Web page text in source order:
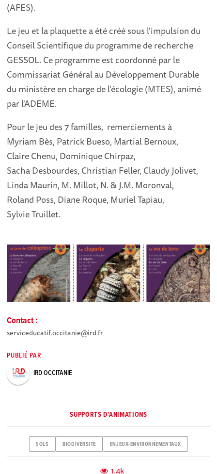
(AFES).
Le jeu et la plaquette a été créé sous l'impulsion du
Conseil Scientifique du programme de recherche
GESSOL. Ce programme est coordonné par le
Commissariat Général au Développement Durable
du ministère en charge de l'écologie (MTES), animé
par l'ADEME.
Pour le jeu des 7 familles, remerciements à
Myriam Bès, Patrick Bueso, Martial Bernoux,
Claire Chenu, Dominique Chirpaz,
Sacha Desbourdes, Christian Feller, Claudy Jolivet,
Linda Maurin, M. Millot, N. & J.M. Moronval,
Roland Poss, Diane Roque, Muriel Tapiau,
Sylvie Truillet.
Contact :
serviceducatif.occitanie@ird.fr
PUBLIÉ PAR
IRD OCCITANIE
SUPPORTS D'ANIMATIONS
SOLS BIODIVERSITE ENJEUX-ENVIRONNEMENTAUX
1.4k